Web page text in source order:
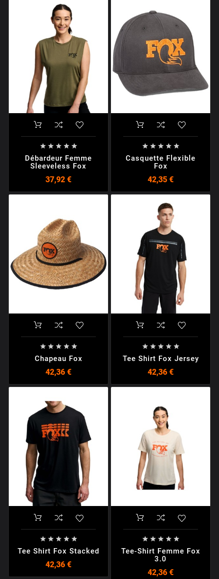
    
Débardeur Femme
Sleeveless Fox
37,92 €
    
Casquette Flexible
Fox
42,35 €
    
Chapeau Fox
42,36 €
    
Tee Shirt Fox Jersey
42,36 €
    
Tee Shirt Fox Stacked
42,36 €
    
Tee-Shirt Femme Fox
3.0
42,36 €